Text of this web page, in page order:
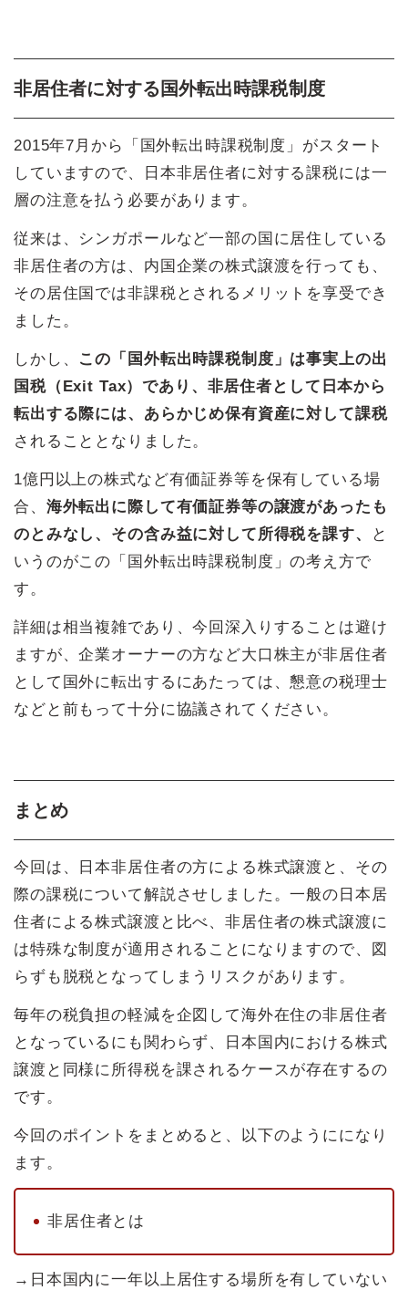
非居住者に対する国外転出時課税制度
2015年7月から「国外転出時課税制度」がスタート
していますので、日本非居住者に対する課税には一
層の注意を払う必要があります。
従来は、シンガポールなど一部の国に居住している
非居住者の方は、内国企業の株式譲渡を行っても、
その居住国では非課税とされるメリットを享受でき
ました。
しかし、 この「国外転出時課税制度」は事実上の出
国税（Exit Tax）であり、非居住者として日本から
転出する際には、あらかじめ保有資産に対して課税
されることとなりました。
1億円以上の株式など有価証券等を保有している場
合、 海外転出に際して有価証券等の譲渡があったも
のとみなし、その含み益に対して所得税を課す、
と
いうのがこの「国外転出時課税制度」の考え方で
す。
詳細は相当複雑であり、今回深入りすることは避け
ますが、企業オーナーの方など大口株主が非居住者
として国外に転出するにあたっては、懇意の税理士
などと前もって十分に協議されてください。
まとめ
今回は、日本非居住者の方による株式譲渡と、その
際の課税について解説させしました。一般の日本居
住者による株式譲渡と比べ、非居住者の株式譲渡に
は特殊な制度が適用されることになりますので、図
らずも脱税となってしまうリスクがあります。
毎年の税負担の軽減を企図して海外在住の非居住者
となっているにも関わらず、日本国内における株式
譲渡と同様に所得税を課されるケースが存在するの
です。
今回のポイントをまとめると、以下のようにになり
ます。
非居住者とは
→日本国内に一年以上居住する場所を有していない